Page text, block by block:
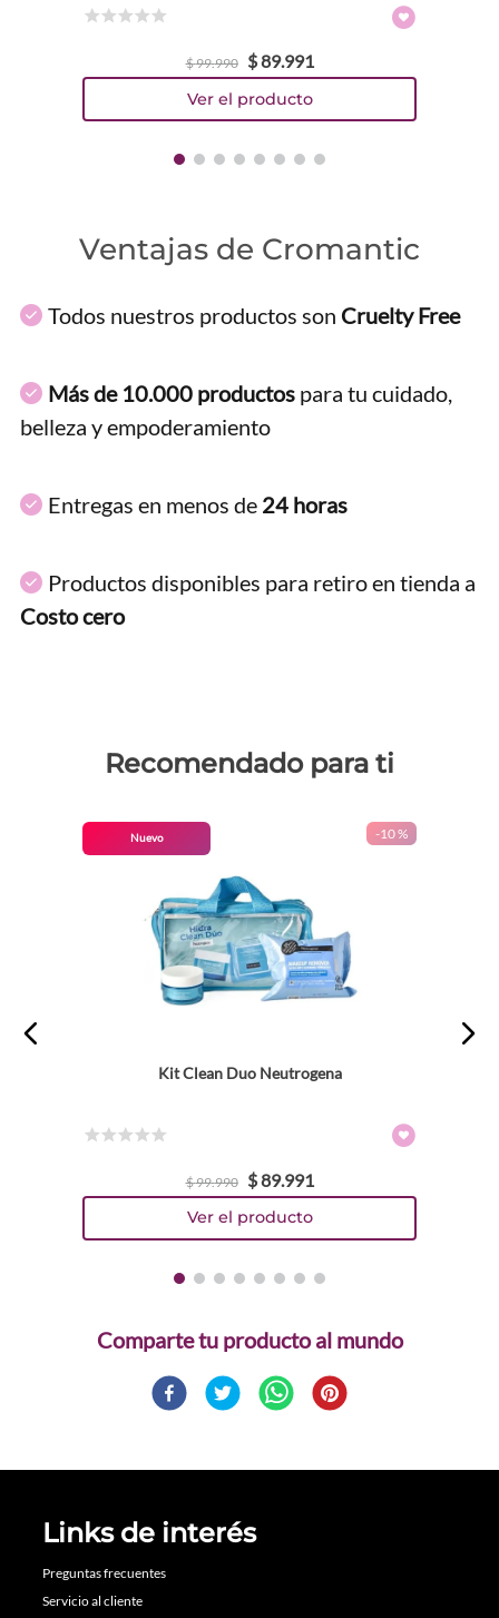
$99.990 $89.991
Ventajas de Cromantic
Todos nuestros productos son Cruelty Free
Más de 10.000 productos para tu cuidado,
belleza y empoderamiento
Entregas en menos de 24 horas
Productos disponibles para retiro en tienda a
Costo cero
Recomendado para ti
Nuevo -10 %
Kit Clean Duo Neutrogena
$99.990 $89.991
Comparte
Links de interés
Preguntas frecuentes
Servicio al cliente